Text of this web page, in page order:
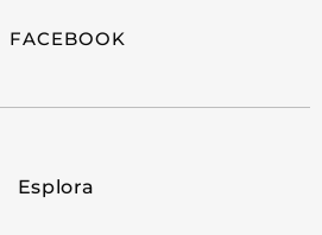
FACEBOOK
Esplora